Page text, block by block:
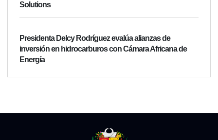
Solutions
Presidenta Delcy Rodríguez evalúa alianzas de
inversión en hidrocarburos con Cámara Africana de
Energía